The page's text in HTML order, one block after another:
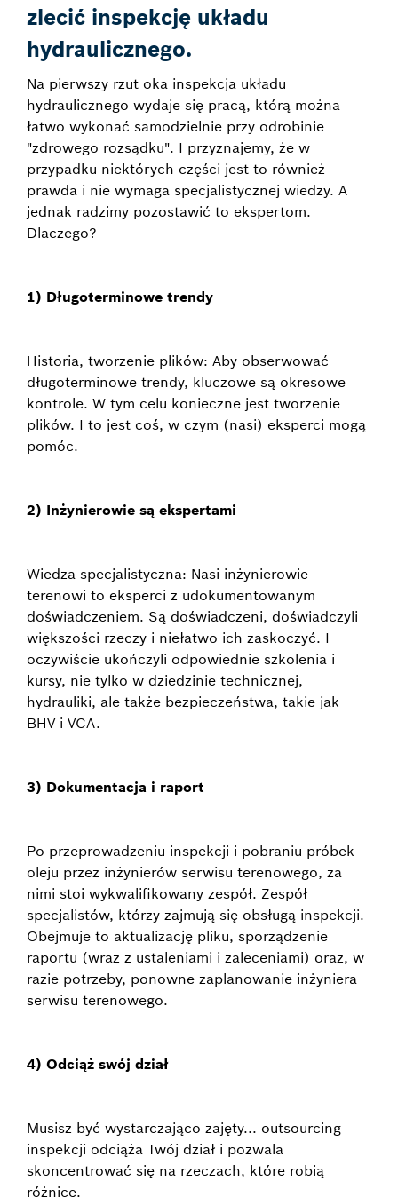
zlecić inspekcję układu
hydraulicznego.
Na pierwszy rzut oka inspekcja układu
hydraulicznego wydaje się pracą, którą można
łatwo wykonać samodzielnie przy odrobinie
"zdrowego rozsądku". I przyznajemy, że w
przypadku niektórych części jest to również
prawda i nie wymaga specjalistycznej wiedzy. A
jednak radzimy pozostawić to ekspertom.
Dlaczego?
1) Długoterminowe trendy
Historia, tworzenie plików: Aby obserwować
długoterminowe trendy, kluczowe są okresowe
kontrole. W tym celu konieczne jest tworzenie
plików. I to jest coś, w czym (nasi) eksperci mogą
pomóc.
2) Inżynierowie są ekspertami
Wiedza specjalistyczna: Nasi inżynierowie
terenowi to eksperci z udokumentowanym
doświadczeniem. Są doświadczeni, doświadczyli
większości rzeczy i niełatwo ich zaskoczyć. I
oczywiście ukończyli odpowiednie szkolenia i
kursy, nie tylko w dziedzinie technicznej,
hydrauliki, ale także bezpieczeństwa, takie jak
BHV i VCA.
3) Dokumentacja i raport
Po przeprowadzeniu inspekcji i pobraniu próbek
oleju przez inżynierów serwisu terenowego, za
nimi stoi wykwalifikowany zespół. Zespół
specjalistów, którzy zajmują się obsługą inspekcji.
Obejmuje to aktualizację pliku, sporządzenie
raportu (wraz z ustaleniami i zaleceniami) oraz, w
razie potrzeby, ponowne zaplanowanie inżyniera
serwisu terenowego.
4) Odciąż swój dział
Musisz być wystarczająco zajęty... outsourcing
inspekcji odciąża Twój dział i pozwala
skoncentrować się na rzeczach, które robią
różnicę.